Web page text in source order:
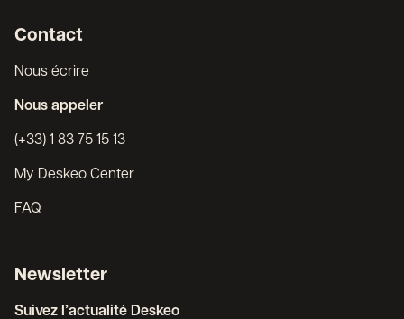
Contact
Nous écrire
Nous appeler
(+33) 1 83 75 15 13
My Deskeo Center
FAQ
Newsletter
Suivez l’actualité Deskeo